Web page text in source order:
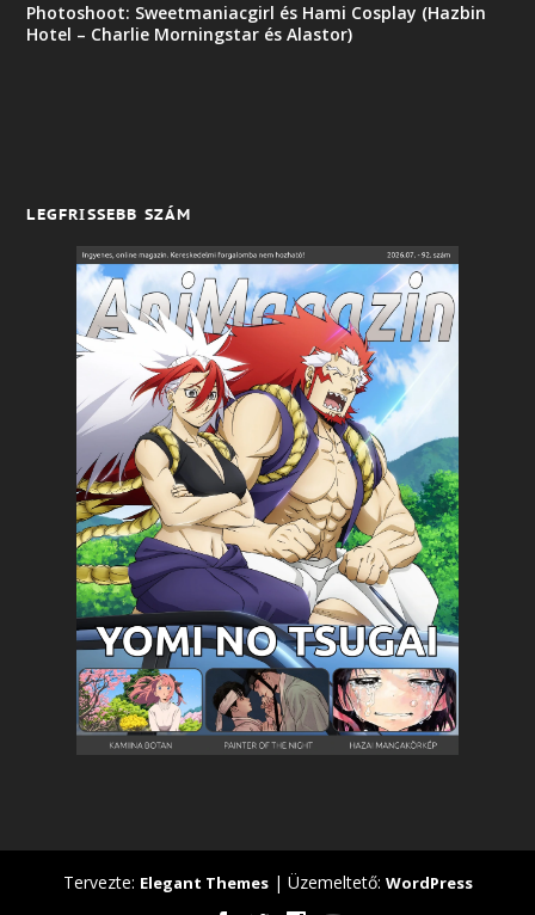
Photoshoot: Sweetmaniacgirl és Hami Cosplay (Hazbin
Hotel – Charlie Morningstar és Alastor)
LEGFRISSEBB SZÁM
Tervezte: Elegant Themes| Üzemeltető: WordPress